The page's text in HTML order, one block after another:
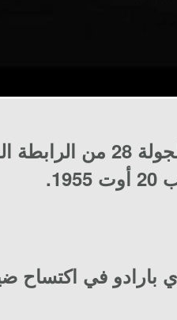
شهد اليوم، الخميس 7 ماي 2026،
8 أهداف، حيث نجح نادي